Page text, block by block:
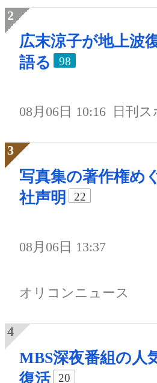
広末涼子が地上波
語る
98
08月06日 10:16 日刊ス
写真集の著作権め
社声明
22
08月06日 13:37
オリコンニュース
MBS深夜番組の人
復活
20